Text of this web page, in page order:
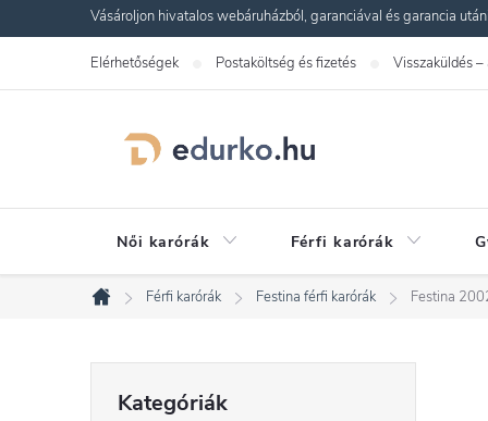
a
Vásároljon hivatalos webáruházból, garanciával és garancia
Elérhetőségek Postaköltség és fizetés Visszaküldés –
Női karórák Férfi karórák
Kezdőlap
Férfi karórák Festina férfi karórák Festina
O
átugrása
Kategóriák